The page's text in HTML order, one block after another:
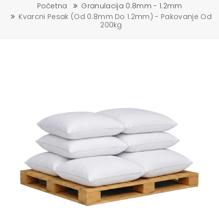
Početna
Granulacija 0.8mm - 1.2mm
Kvarcni Pesak (od 0.8mm Do 1.2mm) - Pakovanje Od
200kg